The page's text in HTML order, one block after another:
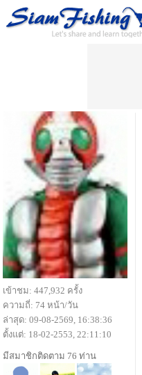
เข้าชม: 447,932 ครั้ง
ความถี่: 74 หน้า/วัน
ล่าสุด: 09-08-2569, 16:38:36
ตั้งแต่: 18-02-2553, 22:11:10
มีสมาชิกติดตาม 76 ท่าน